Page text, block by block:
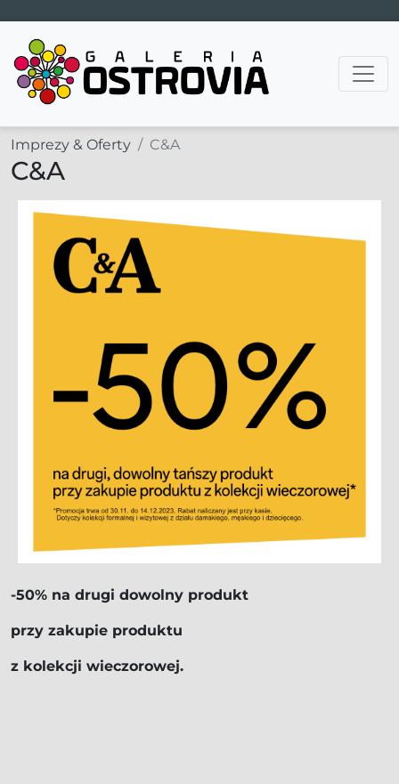
Main Navigation
Imprezy & Oferty C&A
C&A
-50% na drugi dowolny produkt
przy zakupie produktu
z kolekcji wieczorowej.